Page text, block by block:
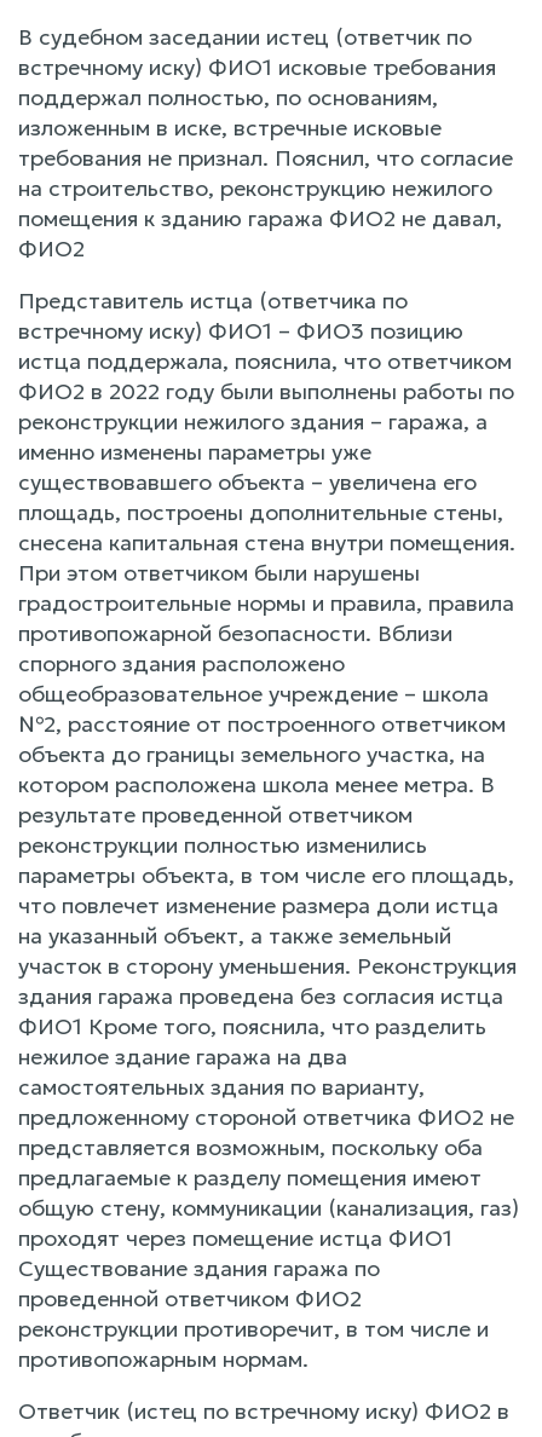
В судебном заседании истец (ответчик по
встречному иску) ФИО1 исковые требования
поддержал полностью, по основаниям,
изложенным в иске, встречные исковые
требования не признал. Пояснил, что согласие
на строительство, реконструкцию нежилого
помещения к зданию гаража ФИО2 не давал,
ФИО2
Представитель истца (ответчика по
встречному иску) ФИО1 – ФИО3 позицию
истца поддержала, пояснила, что ответчиком
ФИО2 в 2022 году были выполнены работы по
реконструкции нежилого здания – гаража, а
именно изменены параметры уже
существовавшего объекта – увеличена его
площадь, построены дополнительные стены,
снесена капитальная стена внутри помещения.
При этом ответчиком были нарушены
градостроительные нормы и правила, правила
противопожарной безопасности. Вблизи
спорного здания расположено
общеобразовательное учреждение – школа
№2, расстояние от построенного ответчиком
объекта до границы земельного участка, на
котором расположена школа менее метра. В
результате проведенной ответчиком
реконструкции полностью изменились
параметры объекта, в том числе его площадь,
что повлечет изменение размера доли истца
на указанный объект, а также земельный
участок в сторону уменьшения. Реконструкция
здания гаража проведена без согласия истца
ФИО1 Кроме того, пояснила, что разделить
нежилое здание гаража на два
самостоятельных здания по варианту,
предложенному стороной ответчика ФИО2 не
представляется возможным, поскольку оба
предлагаемые к разделу помещения имеют
общую стену, коммуникации (канализация, газ)
проходят через помещение истца ФИО1
Существование здания гаража по
проведенной ответчиком ФИО2
реконструкции противоречит, в том числе и
противопожарным нормам.
Ответчик (истец по встречному иску) ФИО2 в